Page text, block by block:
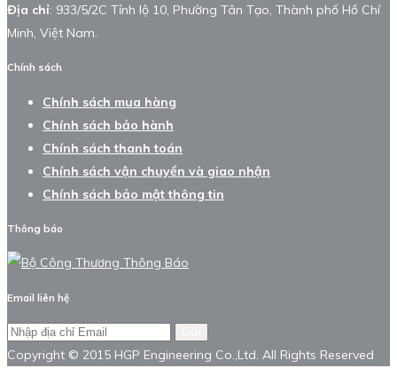
Địa chỉ: 933/5/2C Tỉnh lộ 10, Phường Tân Tạo, Thành phố Hồ Chí
Minh, Việt Nam.
Chính sách
Chính sách mua hàng
Chính sách bảo hành
Chính sách thanh toán
Chính sách vận chuyển và giao nhận
Chính sách bảo mật thông tin
Thông báo
Email liên hệ
Copyright © 2015 HGP Engineering Co.,Ltd. All Rights Reserved